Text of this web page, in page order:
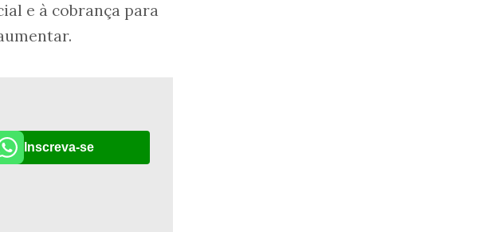
e à cobrança para
Inscreva-se